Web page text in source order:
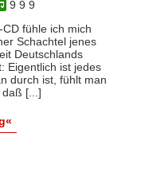
9 9 9
fühle ich mich
Schachtel jenes
Deutschlands
Eigentlich ist jedes
durch ist, fühlt man
daß [...]